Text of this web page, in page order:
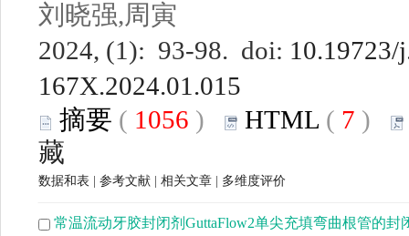
刘晓强,周寅
2024, (1): 93-98. doi: 10.19723/
167X.2024.01.015
摘要 ( 1056 ) HTML ( 7 )
藏
数据和表 参考文献 相关文章 多维度评价
常温流动牙胶封闭剂GuttaFlow2单尖充填弯曲根管的封